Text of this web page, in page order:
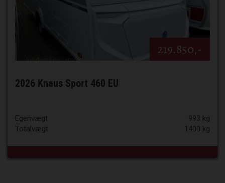
219.850,-
2026 Knaus Sport 460 EU
Egenvægt
993 kg
Totalvægt
1400 kg